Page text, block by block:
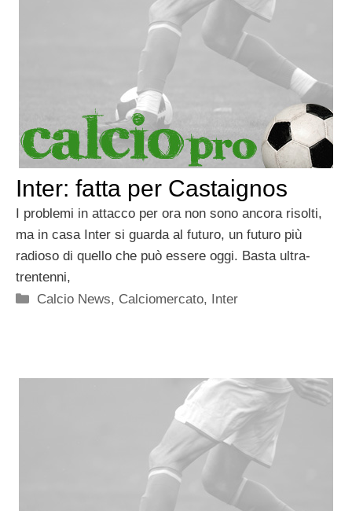
Inter: fatta per Castaignos
I problemi in attacco per ora non sono ancora risolti,
ma in casa Inter si guarda al futuro, un futuro più
radioso di quello che può essere oggi. Basta ultra-
trentenni,
Categorie
Calcio News, Calciomercato, Inter